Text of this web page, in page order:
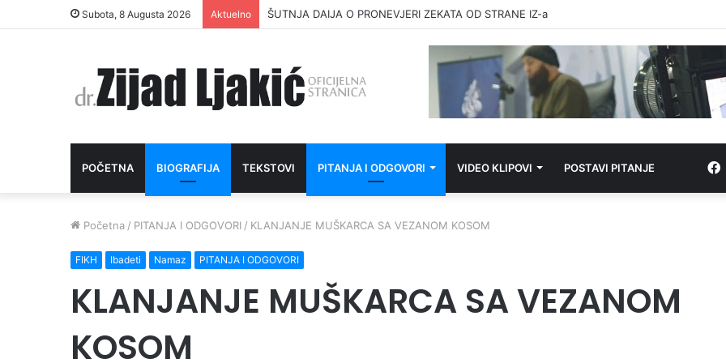
Subota, 8 Augusta 2026 Aktuelno ŠUTNJA DAIJA O PRONEVJERI ZEKATA OD STRANE IZ-a
POČETNA BIOGRAFIJA TEKSTOVI PITANJA I ODGOVORI VIDEO KLIPOVI POSTAVI PITANJE
Početna / PITANJA I ODGOVORI / KLANJANJE MUŠKARCA SA VEZANOM KOSOM
FIKH Ibadeti Namaz PITANJA I ODGOVORI
KLANJANJE MUŠKARCA SA VEZANOM
KOSOM